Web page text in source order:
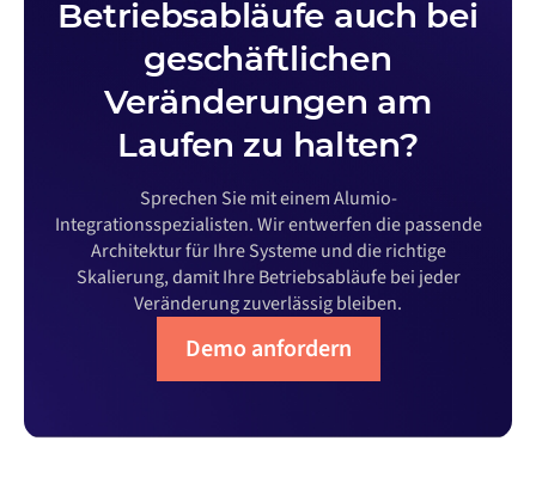
Betriebsabläufe auch bei
geschäftlichen
Veränderungen am
Laufen zu halten?
Sprechen Sie mit einem Alumio-
Integrationsspezialisten. Wir entwerfen die passende
Architektur für Ihre Systeme und die richtige
Skalierung, damit Ihre Betriebsabläufe bei jeder
Veränderung zuverlässig bleiben.
Demo anfordern